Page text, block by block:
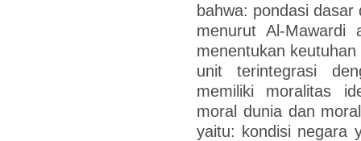
bahwa: pondasi
menurut Al-Mawardi
menentukan
unit terintegrasi
memiliki moralitas
moral dunia dan
yaitu: kondisi negara